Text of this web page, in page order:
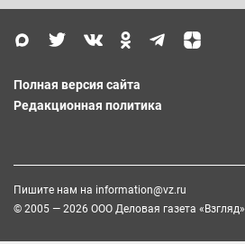
Полная версия сайта
Редакционная политика
Пишите нам на information@vz.ru
© 2005 — 2026 ООО Деловая газета «Взгляд»